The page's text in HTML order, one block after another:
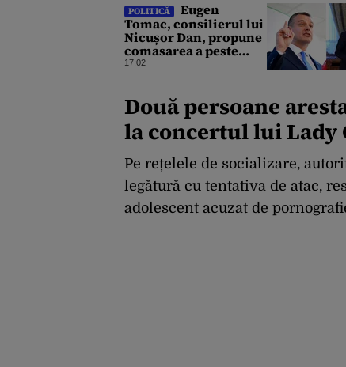
POLITICĂ
Eugen
Tomac, consilierul lui
Nicușor Dan, propune
comasarea a peste
1.500 de primării și
județelor
17:02
Două persoane
la concertul lui Lady
Pe rețelele de socializare,
legătură cu tentativa de atac,
adolescent acuzat de